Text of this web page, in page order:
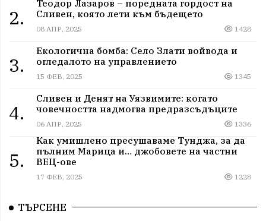
2.
Теодор Лазаров – поредната гордост на
Сливен, която лети към бъдещето
08 АПР, 2025 1428
3.
Екологична бомба: Село Злати войвода и
огледалото на управлението
15 ФЕВ, 2025 1345
4.
Сливен и Денят на Уязвимите: когато
човечността надмогва предразсъдъците
06 АПР, 2025 1336
5.
Как умишлено пресушаваме Тунджа, за да
пълним Марица и… джобовете на частни
ВЕЦ-ове
17 ФЕВ, 2025 1228
ТЪРСЕНЕ